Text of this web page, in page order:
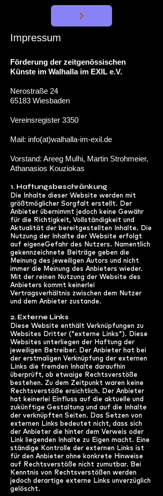
Impressum
Förderung der zeitgenössischen
Künste im Walhalla im EXIL e.V.
Nerostraße 24
65183 Wiesbaden
Vereinsregister 3350
Mail: info(at)walhalla-im-exil.de
Vorstand: Areeg Mulhi, Martin Strohmeier,
Athanasios Kouziokas
1. Haftungsbeschränkung
Die Inhalte dieser Website werden mit
größtmöglicher Sorgfalt erstellt. Der
Anbieter übernimmt jedoch keine Gewähr
für die Richtigkeit, Vollständigkeit und
Aktualität der bereitgestellten Inhalte. Die
Nutzung der Inhalte der Website erfolgt
auf eigeneGefahr des Nutzers. Namentlich
gekennzeichnete Beiträge geben die
Meinung des jeweiligen Autors und nicht
immer die Meinung des Anbieters wieder.
Mit der reinen Nutzung der Website des
Anbieters kommt keinerlei
Vertragsverhältnis zwischen dem Nutzer
und dem Anbieter zustande.
2. Externe Links
Diese Website enthält Verknüpfungen zu
Websites Dritter ("externe Links"). Diese
Websites unterliegen der Haftung der
jeweiligen Betreiber. Der Anbieter hat bei
der erstmaligen Verknüpfung der externen
Links die fremden Inhalte daraufhin
überprüft, ob etwaige Rechtsverstöße
bestehen. Zu dem Zeitpunkt waren keine
Rechtsverstöße ersichtlich. Der Anbieter
hat keinerlei Einfluss auf die aktuelle und
zukünftige Gestaltung und auf die Inhalte
der verknüpften Seiten. Das Setzen von
externen Links bedeutet nicht, dass sich
der Anbieter die hinter dem Verweis oder
Link liegenden Inhalte zu Eigen macht. Eine
ständige Kontrolle der externen Links ist
für den Anbieter ohne konkrete Hinweise
auf Rechtsverstöße nicht zumutbar. Bei
Kenntnis von Rechtsverstößen werden
jedoch derartige externe Links unverzüglich
gelöscht.